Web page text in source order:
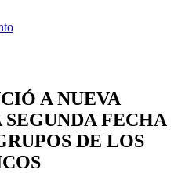
A NUEVA
FECHA
DE LOS